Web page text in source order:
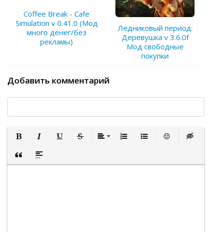
Coffee Break - Cafe
Simulation v 0.41.0 (Мод
много денег/без
рекламы)
Ледниковый период:
Деревушка v 3.6.0f
Мод свободные
покупки
Добавить комментарий
Вставка цитаты
Вставка спойлера